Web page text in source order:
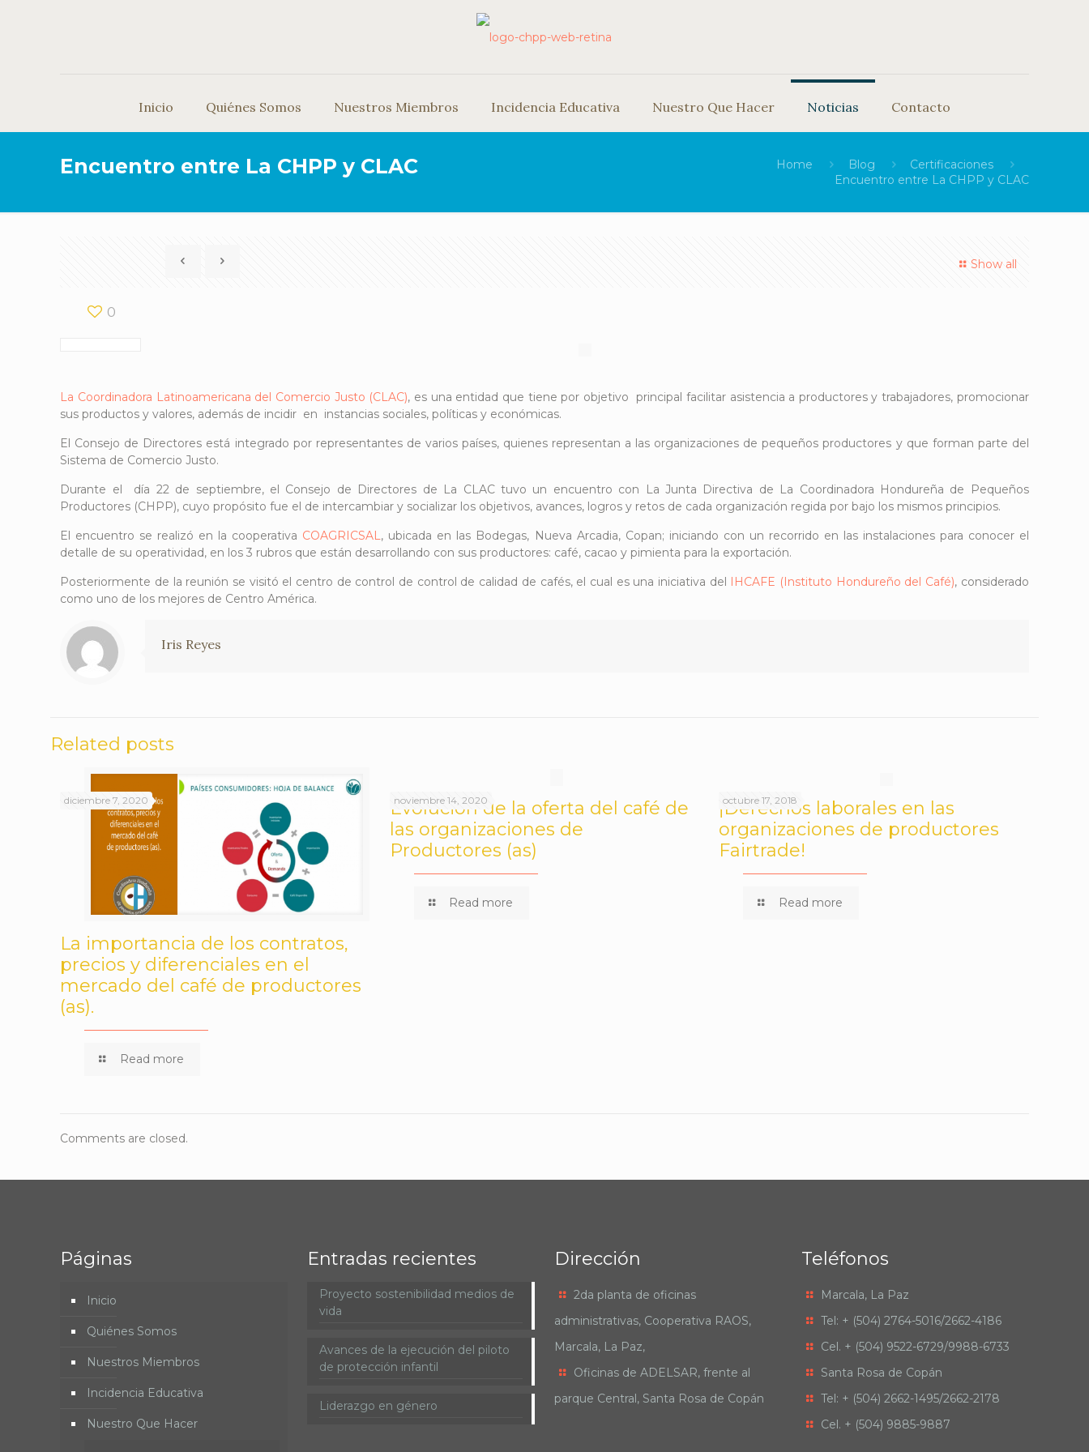
Inicio Quiénes Somos Nuestros Miembros Incidencia Educativa Nuestro Que Hacer Noticias Contacto
Encuentro entre La CHPP y CLAC Home Blog
Certificaciones
Encuentro entre La CHPP y CLAC
Show all
0
La Coordinadora Latinoamericana del Comercio Justo (CLAC), es una entidad que tiene por objetivo principal facilitar asistencia a productores y trabajadores, promocionar
sus productos y valores, además de incidir en instancias sociales, políticas y económicas.
El Consejo de Directores está integrado por representantes de varios países, quienes representan a las organizaciones de pequeños productores y que forman parte del
Sistema de Comercio Justo.
Durante el día 22 de septiembre, el Consejo de Directores de La CLAC tuvo un encuentro con La Junta Directiva de La Coordinadora Hondureña de Pequeños
Productores (CHPP), cuyo propósito fue el de intercambiar y socializar los objetivos, avances, logros y retos de cada organización regida por bajo los mismos principios.
El encuentro se realizó en la cooperativa COAGRICSAL, ubicada en las Bodegas, Nueva Arcadia, Copan; iniciando con un recorrido en las instalaciones para conocer el
detalle de su operatividad, en los 3 rubros que están desarrollando con sus productores: café, cacao y pimienta para la exportación.
Posteriormente de la reunión se visitó el centro de control de control de calidad de cafés, el cual es una iniciativa del
IHCAFE (Instituto Hondureño del Café), considerado
como uno de los mejores de Centro América.
Iris Reyes
Related posts
diciembre 7, 2020
La importancia de los contratos,
precios y diferenciales en el
mercado del café de productores
(as).
Read more
noviembre 14, 2020
Evolución de la oferta del café de
las organizaciones de
Productores (as)
Read more
octubre 17, 2018
¡Derechos laborales en las
organizaciones de productores
Fairtrade!
Read more
Comments are closed.
Páginas
Inicio
Quiénes Somos
Nuestros Miembros
Incidencia Educativa
Nuestro Que Hacer
Entradas recientes
Proyecto sostenibilidad medios de
vida
Avances de la ejecución del piloto
de protección infantil
Liderazgo en género
Dirección
2da planta de oficinas
administrativas, Cooperativa RAOS,
Marcala, La Paz,
Oficinas de ADELSAR, frente al
parque Central, Santa Rosa de Copán
Teléfonos
Marcala, La Paz
Tel: + (504) 2764-5016/2662-4186
Cel. + (504) 9522-6729/9988-6733
Santa Rosa de Copán
Tel: + (504) 2662-1495/2662-2178
Cel. + (504) 9885-9887